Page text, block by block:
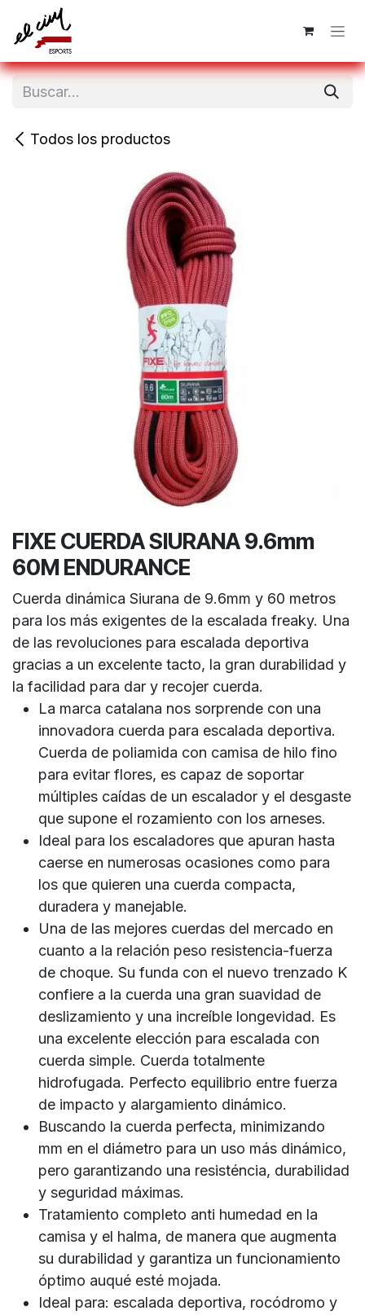
Ir al contenido
Todos los productos
FIXE CUERDA SIURANA 9.6mm
60M ENDURANCE
Cuerda dinámica Siurana de 9.6mm y 60 metros
para los más exigentes de la escalada freaky. Una
de las revoluciones para escalada deportiva
gracias a un excelente tacto, la gran durabilidad y
la facilidad para dar y recojer cuerda.
La marca catalana nos sorprende con una
innovadora cuerda para escalada deportiva.
Cuerda de poliamida con camisa de hilo fino
para evitar flores, es capaz de soportar
múltiples caídas de un escalador y el desgaste
que supone el rozamiento con los arneses.
Ideal para los escaladores que apuran hasta
caerse en numerosas ocasiones como para
los que quieren una cuerda compacta,
duradera y manejable.
Una de las mejores cuerdas del mercado en
cuanto a la relación peso resistencia-fuerza
de choque. Su funda con el nuevo trenzado K
confiere a la cuerda una gran suavidad de
deslizamiento y una increíble longevidad. Es
una excelente elección para escalada con
cuerda simple. Cuerda totalmente
hidrofugada. Perfecto equilibrio entre fuerza
de impacto y alargamiento dinámico.
Buscando la cuerda perfecta, minimizando
mm en el diámetro para un uso más dinámico,
pero garantizando una resisténcia, durabilidad
y seguridad máximas.
Tratamiento completo anti humedad en la
camisa y el halma, de manera que augmenta
su durabilidad y garantiza un funcionamiento
óptimo auqué esté mojada.
Ideal para: escalada deportiva, rocódromo y